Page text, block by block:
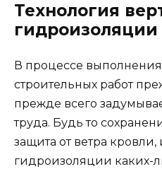
Технология
В процессе
строительных работ
прежде всего
труда. Будь то
защита от ветра
гидроизоляции каких-